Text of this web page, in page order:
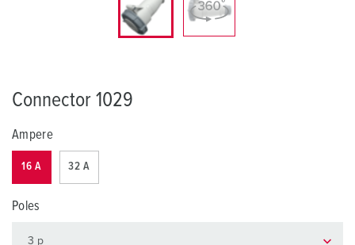
Connector 1029
Ampere
16 A 32 A
Poles